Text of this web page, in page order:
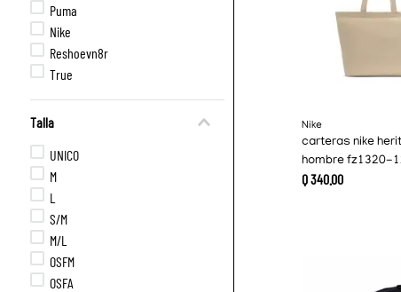
Puma
Nike
Reshoevn8r
True
Talla
UNICO
M
L
S/M
M/L
OSFM
OSFA
Nike
carteras nike
hombre fz1320-
Q34000